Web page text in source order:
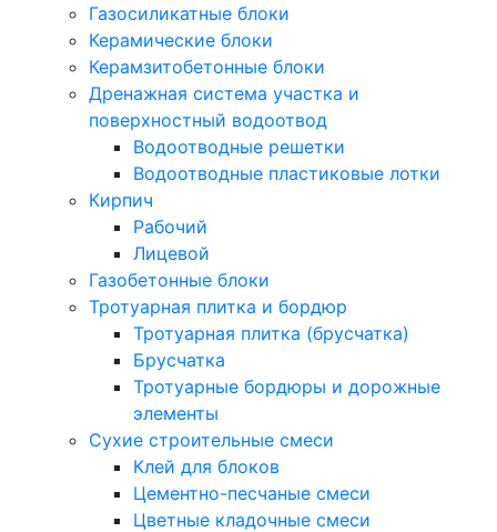
Газосиликатные блоки
Керамические блоки
Керамзитобетонные блоки
Дренажная система участка и
поверхностный водоотвод
Водоотводные решетки
Водоотводные пластиковые лотки
Кирпич
Рабочий
Лицевой
Газобетонные блоки
Тротуарная плитка и бордюр
Тротуарная плитка (брусчатка)
Брусчатка
Тротуарные бордюры и дорожные
элементы
Сухие строительные смеси
Клей для блоков
Цементно-песчаные смеси
Цветные кладочные смеси